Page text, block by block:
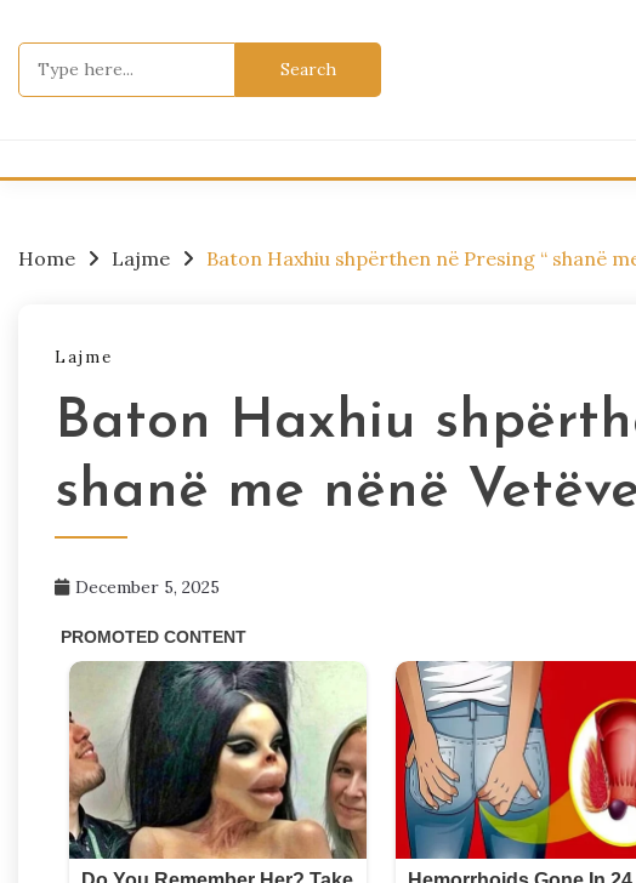
to
content
Home Lajme Baton Haxhiu shpërthen në Presing “ shanë
Lajme
Baton Haxhiu
shanë me nënë
December 5, 2025